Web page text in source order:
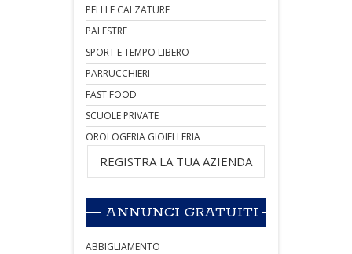
PELLI E CALZATURE
PALESTRE
SPORT E TEMPO LIBERO
PARRUCCHIERI
FAST FOOD
SCUOLE PRIVATE
OROLOGERIA GIOIELLERIA
REGISTRA LA TUA AZIENDA
ANNUNCI GRATUITI
ABBIGLIAMENTO